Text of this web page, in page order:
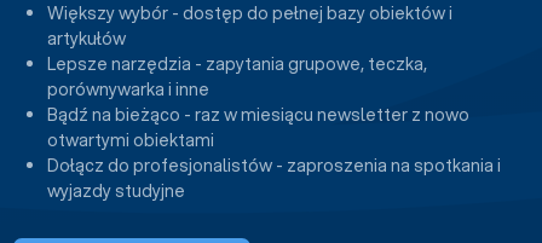
Większy wybór - dostęp do pełnej bazy obiektów i
artykułów
Lepsze narzędzia - zapytania grupowe, teczka,
porównywarka i inne
Bądź na bieżąco - raz w miesiącu newsletter z nowo
otwartymi obiektami
Dołącz do profesjonalistów - zaproszenia na spotkania i
wyjazdy studyjne